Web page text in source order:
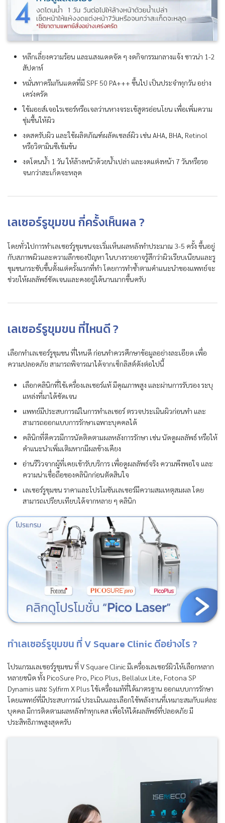
หลีกเลี่ยงความร้อน และแสงแดดจัด ๆ งดกิจกรรมกลางแจ้ง ซาวน่า 1-2
สัปดาห์
หมั่นทาครีมกันแดดที่มี SPF 50 PA+++ ขึ้นไป เป็นประจำทุกวัน อย่าง
เคร่งครัด
ใช้มอยส์เจอไรเซอร์หรือเจลว่านหางจระเข้สูตรอ่อนโยน เพื่อเพิ่มความ
ชุ่มชื้นให้ผิว
งดสครับผิว และใช้ผลิตภัณฑ์ผลัดเซลล์ผิว เช่น AHA, BHA, Retinol
หรือวิตามินซีเข้มข้น
งดโดนน้ำ 1 วัน ให้ล้างหน้าด้วยน้ำเปล่า และงดแต่งหน้า 7 วันหรือรอ
จนกว่าสะเก็ดจะหลุด
เลเซอร์รูขุมขน กี่ครั้งเห็นผล ?
โดยทั่วไปการทำเลเซอร์รูขุมขนจะเริ่มเห็นผลหลังทำประมาณ 3-5 ครั้ง ขึ้นอยู่
กับสภาพผิวและความลึกของปัญหา ในบางรายอาจรู้สึกว่าผิวเรียบเนียนและรู
ขุมขนกระชับขึ้นตั้งแต่ครั้งแรกที่ทำ โดยการทำซ้ำตามคำแนะนำของแพทย์จะ
ช่วยให้ผลลัพธ์ชัดเจนและคงอยู่ได้นานมากขึ้นครับ
เลเซอร์รูขุมขน ที่ไหนดี ?
เลือกทำเลเซอร์รูขุมขน ที่ไหนดี ก่อนทำควรศึกษาข้อมูลอย่างละเอียด เพื่อ
ความปลอดภัย สามารถพิจารณาได้จากเช็กลิสต์ดังต่อไปนี้
เลือกคลินิกที่ใช้เครื่องเลเซอร์แท้ มีคุณภาพสูง และผ่านการรับรอง ระบุ
แหล่งที่มาได้ชัดเจน
แพทย์มีประสบการณ์ในการทำเลเซอร์ ตรวจประเมินผิวก่อนทำ และ
สามารถออกแบบการรักษาเฉพาะบุคคลได้
คลินิกที่ดีควรมีการนัดติดตามผลหลังการรักษา เช่น นัดดูผลลัพธ์ หรือให้
คำแนะนำเพิ่มเติมหากมีผลข้างเคียง
อ่านรีวิวจากผู้ที่เคยเข้ารับบริการ เพื่อดูผลลัพธ์จริง ความพึงพอใจ และ
ความน่าเชื่อถือของคลินิกก่อนตัดสินใจ
เลเซอร์รูขุมขน ราคาและโปรโมชันเลเซอร์มีความสมเหตุสมผล โดย
สามารถเปรียบเทียบได้จากหลาย ๆ คลินิก
ทำเลเซอร์รูขุมขน ที่ V Square Clinic ดีอย่างไร ?
โปรแกรมเลเซอร์รูขุมขน ที่ V Square Clinic มีเครื่องเลเซอร์ผิวให้เลือกหลาก
หลายชนิด ทั้ง PicoSure Pro, Pico Plus, Bellalux Lite, Fotona SP
Dynamis และ Sylfirm X Plus ใช้เครื่องแท้ที่ได้มาตรฐาน ออกแบบการรักษา
โดยแพทย์ที่มีประสบการณ์ ประเมินและเลือกใช้พลังงานที่เหมาะสมกับแต่ละ
บุคคล มีการติดตามผลหลังทำทุกเคส เพื่อให้ได้ผลลัพธ์ที่ปลอดภัย มี
ประสิทธิภาพสูงสุดครับ